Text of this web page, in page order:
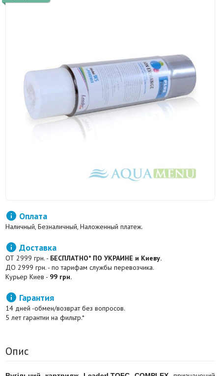
 Оплата
Наличный, Безналичный, Наложенный платеж.
 Доставка
ОТ 2999 грн. - БЕСПЛАТНО* ПО УКРАИНЕ и Киеву.
ДО 2999 грн. - по тарифам службы перевозчика.
Курьер Киев - 99 грн.
 Гарантия
14 дней -обмен/возврат без вопросов.
5 лет гарантии на фильтр.*
Опис